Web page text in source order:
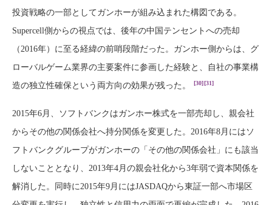
投資戦略の一部としてガンホーが組み込まれた構図である。
Supercell側からの視点では、後年の中国テンセントへの売却
（2016年）に至る経緯の前哨段階だった。ガンホー側からは、グ
ローバルゲーム業界の主要案件に参画した経験と、自社の事業構
造の独立性確保という両方向の効果が残った。
[30][31]
2015年6月、ソフトバンクはガンホー株式を一部売却し、親会社
からその他の関係会社へ持分関係を変更した。2016年8月にはソ
フトバンクグループがガンホーの「その他の関係会社」にも該当
しないこととなり、2013年4月の親会社化から3年弱で資本関係を
解消した。同時に2015年9月にはJASDAQから東証一部へ市場区